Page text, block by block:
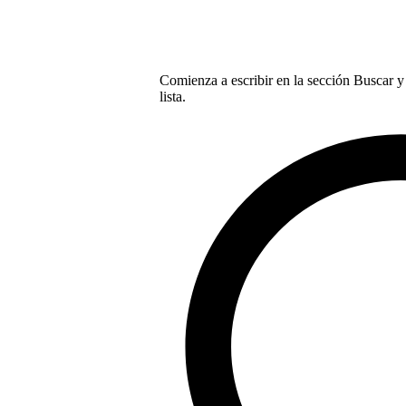
Comienza a escribir en la sección Buscar
lista.